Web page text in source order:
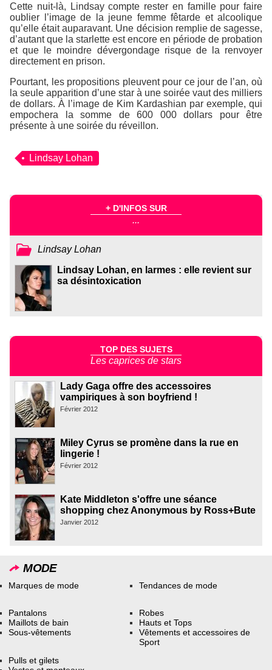
Cette nuit-là, Lindsay compte rester en famille pour faire
oublier l’image de la jeune femme fêtarde et alcoolique
qu’elle était auparavant. Une décision remplie de sagesse,
d’autant que la starlette est encore en période de probation
et que le moindre dévergondage risque de la renvoyer
directement en prison.
Pourtant, les propositions pleuvent pour ce jour de l’an, où
la seule apparition d’une star à une soirée vaut des milliers
de dollars. À l’image de Kim Kardashian par exemple, qui
empochera la somme de 600 000 dollars pour être
présente à une soirée du réveillon.
Lindsay Lohan
+ D'INFOS SUR
...
Lindsay Lohan
Lindsay Lohan, en larmes : elle revient sur
sa désintoxication
TOP DES SUJETS
Les caprices de stars
Lady Gaga offre des accessoires
vampiriques à son boyfriend !
Février 2012
Miley Cyrus se promène dans la rue en
lingerie !
Février 2012
Kate Middleton s'offre une séance
shopping chez Anonymous by Ross+Bute
Janvier 2012
MODE
Marques de mode Tendances de mode
Pantalons
Maillots de bain
Sous-vêtements
Robes
Hauts et Tops
Vêtements et accessoires de
Sport
Pulls et gilets